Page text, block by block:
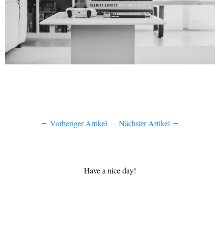
Vorheriger Artikel Nächster Artikel
Have a nice day!